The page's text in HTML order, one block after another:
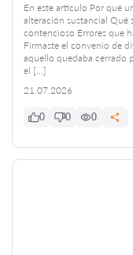
En este artículo Por qué
alteración sustancial Qué
contencioso Errores que
Firmaste el convenio de
aquello quedaba cerrado
el […]
21.07.2026
0 0 0